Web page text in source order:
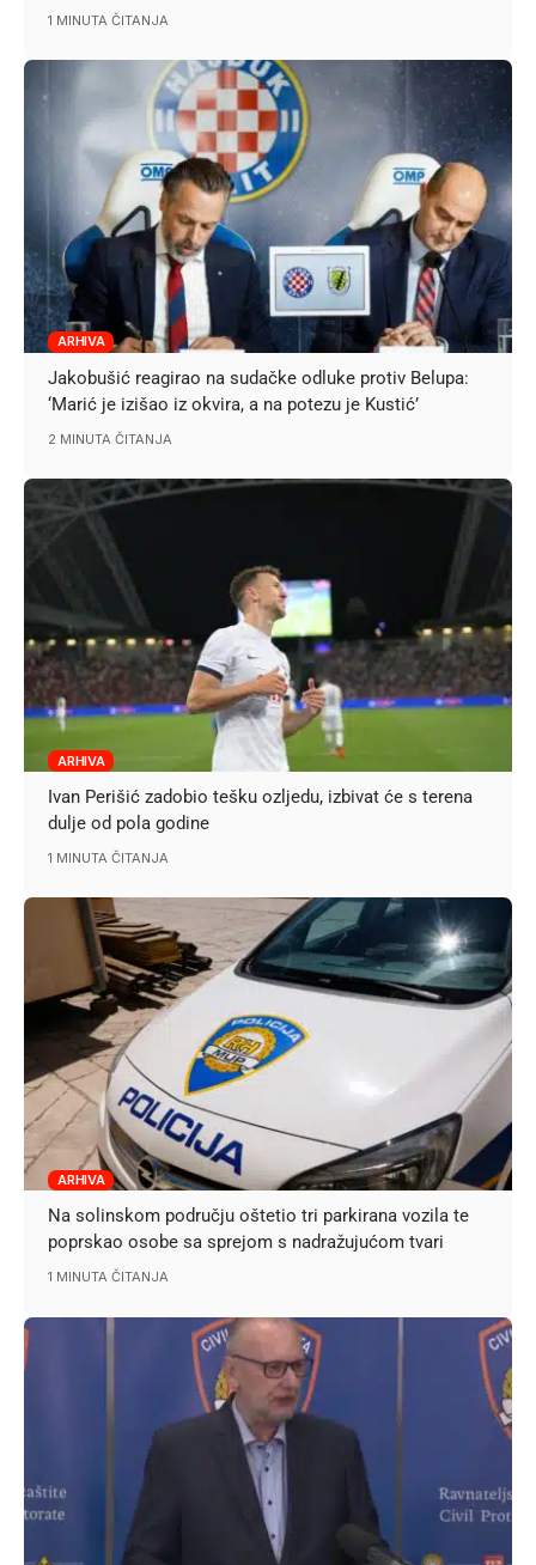
1 MINUTA ČITANJA
ARHIVA
Jakobušić reagirao na sudačke odluke protiv Belupa:
‘Marić je izišao iz okvira, a na potezu je Kustić’
2 MINUTA ČITANJA
ARHIVA
Ivan Perišić zadobio tešku ozljedu, izbivat će s terena
dulje od pola godine
1 MINUTA ČITANJA
ARHIVA
Na solinskom području oštetio tri parkirana vozila te
poprskao osobe sa sprejom s nadražujućom tvari
1 MINUTA ČITANJA